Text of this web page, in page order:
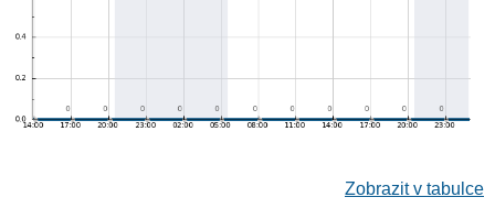
Zobrazit v tabulce